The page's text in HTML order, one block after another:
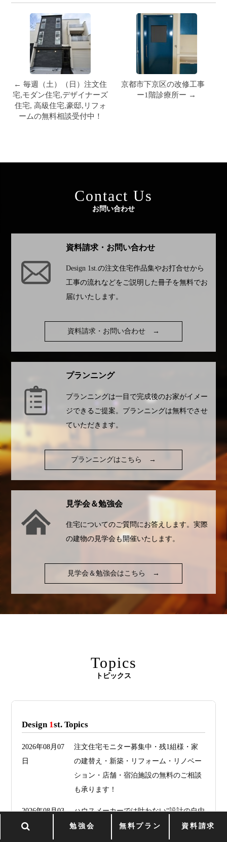
勉強会 無料プラン 資料請求
← 毎週（土）（日）注文住
宅,モダン住宅,デザイナーズ
住宅, 高級住宅,豪邸,リフォ
ームの無料相談受付中！
京都市下京区の改修工事
ー1階診療所ー →
Contact Us
お問い合わせ
資料請求・お問い合わせ
Design 1st.の注文住宅作品集やお打合せから
工事の流れなどをご説明した冊子を無料でお
届けいたします。
資料請求・お問い合わせ →
プランニング
プランニングは一目で完成後のお家がイメー
ジできるご提案。プランニングは無料でさせ
ていただきます。
プランニングはこちら →
見学会＆勉強会
住宅についてのご質問にお答えします。実際
の建物の見学会も開催いたします。
見学会＆勉強会はこちら →
Topics
トピックス
Design 1st. Topics
2026年08月07
日
注文住宅モニター募集中・残1組様・家
の建替え・新築・リフォーム・リノベー
ション・店舗・宿泊施設の無料のご相談
も承ります！
2026年08月03
日
ハウスメーカーでは叶わない“設計の自由
度”とは何か